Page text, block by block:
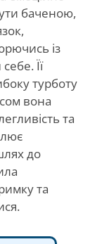
баченою,
із
Її
турботу
вона
та
до
та